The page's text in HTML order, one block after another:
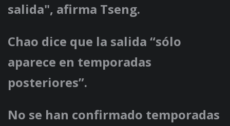
salida", afirma Tseng.
Chao dice que la salida “sólo
aparece en temporadas
posteriores”.
No se han confirmado temporadas